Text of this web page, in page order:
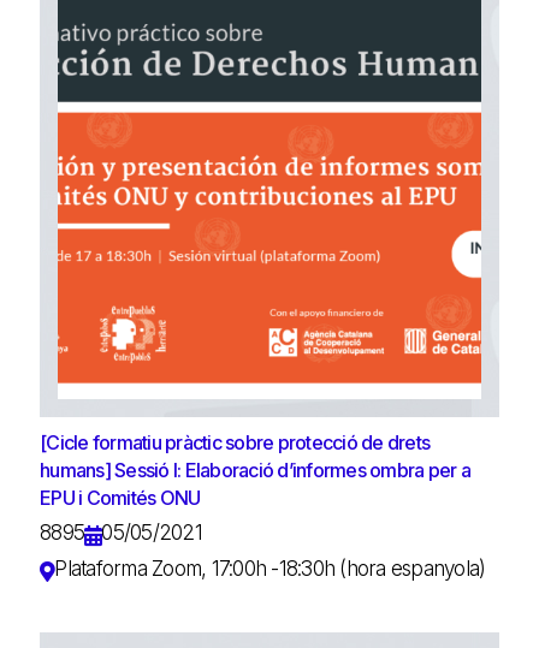
[Cicle formatiu pràctic sobre protecció de drets
humans] Sessió I: Elaboració d’informes ombra per a
EPU i Comités ONU
8895
05/05/2021
Plataforma Zoom, 17:00h -18:30h (hora espanyola)